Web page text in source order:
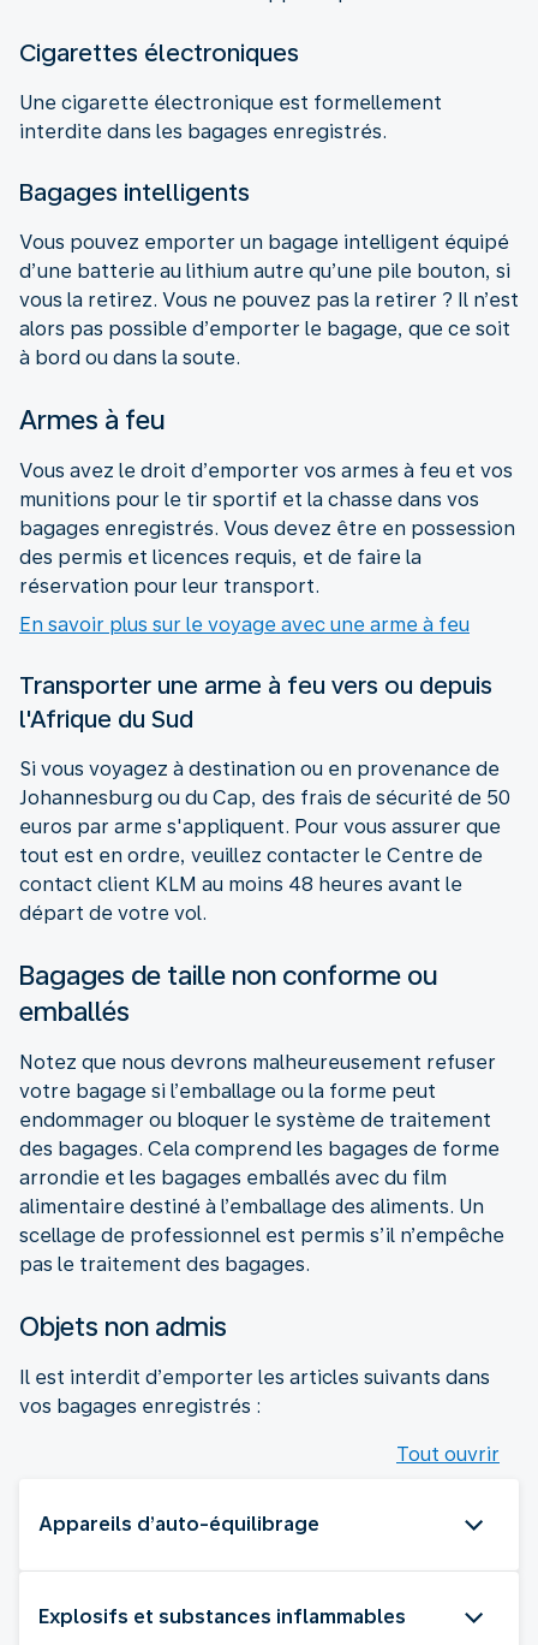
Cigarettes électroniques
Une cigarette électronique est formellement
interdite dans les bagages enregistrés.
Bagages intelligents
Vous pouvez emporter un bagage intelligent équipé
d’une batterie au lithium autre qu’une pile bouton, si
vous la retirez. Vous ne pouvez pas la retirer ? Il n’est
alors pas possible d’emporter le bagage, que ce soit
à bord ou dans la soute.
Armes à feu
Vous avez le droit d’emporter vos armes à feu et vos
munitions pour le tir sportif et la chasse dans vos
bagages enregistrés. Vous devez être en possession
des permis et licences requis, et de faire la
réservation pour leur transport.
En savoir plus sur le voyage avec une arme à feu
Transporter une arme à feu vers ou depuis
l'Afrique du Sud
Si vous voyagez à destination ou en provenance de
Johannesburg ou du Cap, des frais de sécurité de 50
euros par arme s'appliquent. Pour vous assurer que
tout est en ordre, veuillez contacter le Centre de
contact client KLM au moins 48 heures avant le
départ de votre vol.
Bagages de taille non conforme ou
emballés
Notez que nous devrons malheureusement refuser
votre bagage si l’emballage ou la forme peut
endommager ou bloquer le système de traitement
des bagages. Cela comprend les bagages de forme
arrondie et les bagages emballés avec du film
alimentaire destiné à l’emballage des aliments. Un
scellage de professionnel est permis s’il n’empêche
pas le traitement des bagages.
Objets non admis
Il est interdit d’emporter les articles suivants dans
vos bagages enregistrés :
Tout ouvrir
Appareils d’auto-équilibrage
Explosifs et substances inflammables